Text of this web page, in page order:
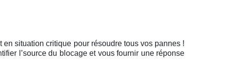
en situation critique pour résoudre tous vos pannes !
l’source du blocage et vous fournir une réponse